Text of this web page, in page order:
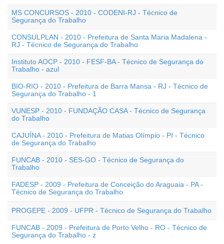
MS CONCURSOS - 2010 - CODENI-RJ - Técnico de
Segurança do Trabalho
CONSULPLAN - 2010 - Prefeitura de Santa Maria Madalena -
RJ - Técnico de Segurança do Trabalho
Instituto AOCP - 2010 - FESF-BA - Técnico de Segurança do
Trabalho - azul
BIO-RIO - 2010 - Prefeitura de Barra Mansa - RJ - Técnico de
Segurança do Trabalho - 1
VUNESP - 2010 - FUNDAÇÃO CASA - Técnico de Segurança
do Trabalho
CAJUÍNA - 2010 - Prefeitura de Matias Olímpio - PI - Técnico
de Segurança do Trabalho
FUNCAB - 2010 - SES-GO - Técnico de Segurança do
Trabalho
FADESP - 2009 - Prefeitura de Conceição do Araguaia - PA -
Técnico de Segurança do Trabalho
PROGEPE - 2009 - UFPR - Técnico de Segurança do Trabalho
FUNCAB - 2009 - Prefeitura de Porto Velho - RO - Técnico de
Segurança do Trabalho - z